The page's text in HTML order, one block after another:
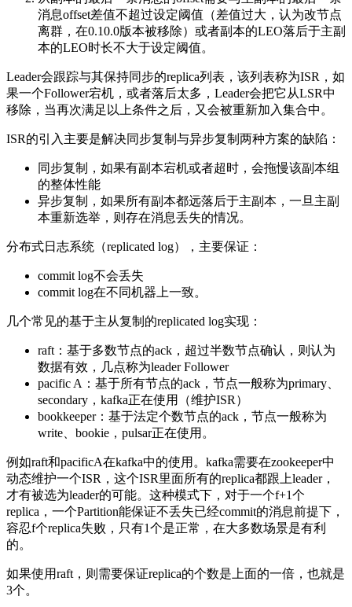
消息offset差值不超过设定阈值（差值过大，认为改节点
离群，在0.10.0版本被移除）或者副本的LEO落后于主副
本的LEO时长不大于设定阈值。
Leader会跟踪与其保持同步的replica列表，该列表称为ISR，如
果一个Follower宕机，或者落后太多，Leader会把它从LSR中
移除，当再次满足以上条件之后，又会被重新加入集合中。
ISR的引入主要是解决同步复制与异步复制两种方案的缺陷：
同步复制，如果有副本宕机或者超时，会拖慢该副本组
的整体性能
异步复制，如果所有副本都远落后于主副本，一旦主副
本重新选举，则存在消息丢失的情况。
分布式日志系统（replicated log），主要保证：
commit log不会丢失
commit log在不同机器上一致。
几个常见的基于主从复制的replicated log实现：
raft：基于多数节点的ack，超过半数节点确认，则认为
数据有效，几点称为leader Follower
pacific A：基于所有节点的ack，节点一般称为primary、
secondary，kafka正在使用（维护ISR）
bookkeeper：基于法定个数节点的ack，节点一般称为
write、bookie，pulsar正在使用。
例如raft和pacificA在kafka中的使用。kafka需要在zookeeper中
动态维护一个ISR，这个ISR里面所有的replica都跟上leader，
才有被选为leader的可能。这种模式下，对于一个f+1个
replica，一个Partition能保证不丢失已经commit的消息前提下，
容忍f个replica失败，只有1个是正常，在大多数场景是有利
的。
如果使用raft，则需要保证replica的个数是上面的一倍，也就是
3个。